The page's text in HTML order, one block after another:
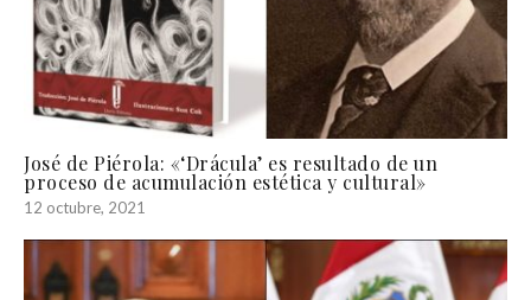
José de Piérola: «‘Drácula’ es resultado de un
proceso de acumulación estética y cultural»
12 octubre, 2021